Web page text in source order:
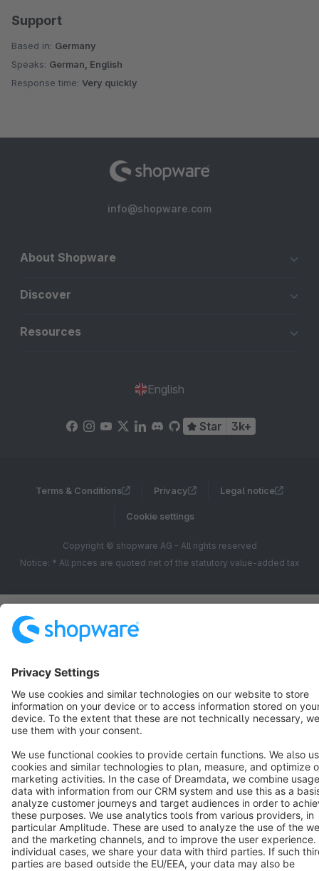
Support
Based in: Germany
Speaks: German, English
Response time: Very quickly
info@shopware.com
About Shopware
Discover
Resources
English
Star 3k+
Terms & Conditions Privacy Legal notice
Cookie settings
Copyright © shopware AG - All rights reserved
Notice: * All prices are quoted net of the statutory value-added tax